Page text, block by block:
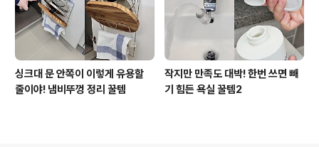
싱크대 문 안쪽이 이렇게 유용할
줄이야! 냄비뚜껑 정리 꿀템
작지만 만족도 대박! 한번 쓰면 빼
기 힘든 욕실 꿀템2